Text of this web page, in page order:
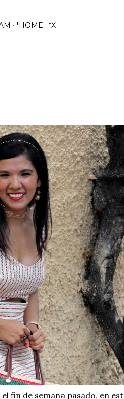
*HOME *X
fin de semana pasado, en